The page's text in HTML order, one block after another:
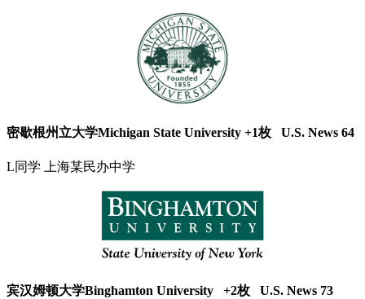
密歇根州立大学Michigan State University +1枚 U.S. News 64
L同学 上海某民办中学
宾汉姆顿大学Binghamton University +2枚 U.S. News 73